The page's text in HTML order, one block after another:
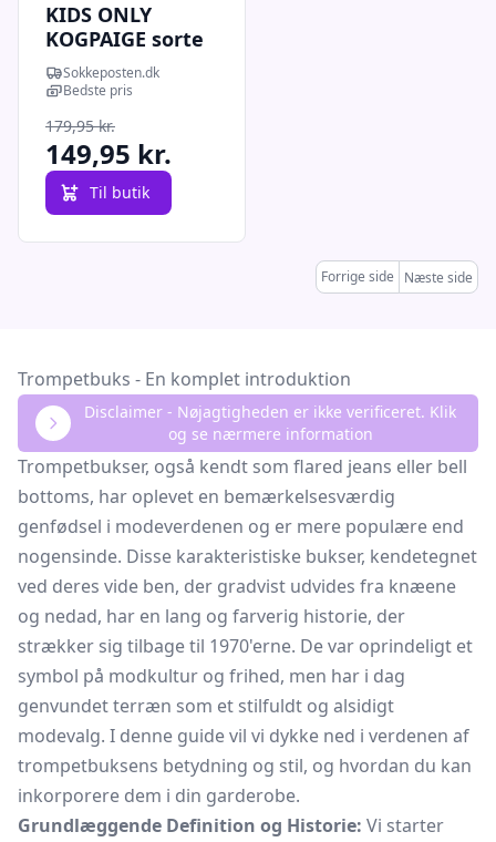
KIDS ONLY
KOGPAIGE sorte
trompetbukser
til piger
Sokkeposten.dk
Bedste pris
179,95 kr.
149,95 kr.
Til butik
Forrige side Næste side
Trompetbuks - En komplet introduktion
Disclaimer - Nøjagtigheden er ikke verificeret. Klik
og se nærmere information
Trompetbukser, også kendt som flared jeans eller bell
bottoms, har oplevet en bemærkelsesværdig
genfødsel i modeverdenen og er mere populære end
nogensinde. Disse karakteristiske bukser, kendetegnet
ved deres vide ben, der gradvist udvides fra knæene
og nedad, har en lang og farverig historie, der
strækker sig tilbage til 1970'erne. De var oprindeligt et
symbol på modkultur og frihed, men har i dag
genvundet terræn som et stilfuldt og alsidigt
modevalg. I denne guide vil vi dykke ned i verdenen af
trompetbuksens betydning og stil, og hvordan du kan
inkorporere dem i din garderobe.
Grundlæggende Definition og Historie: Vi starter